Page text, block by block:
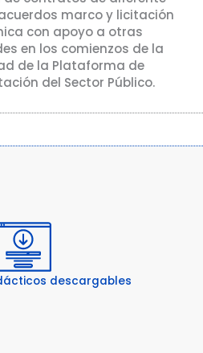
marco y licitación
con apoyo a otras
en los comienzos de la
de la Plataforma de
del Sector Público.
descargables